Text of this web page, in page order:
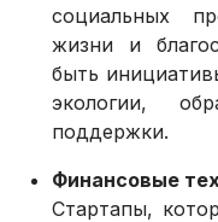
социальных
жизни и
быть
экологии,
поддержки.
Финансовые
Стартапы,